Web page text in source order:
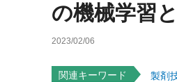
の機械学習
2023/02/06
関連キーワード 製剤